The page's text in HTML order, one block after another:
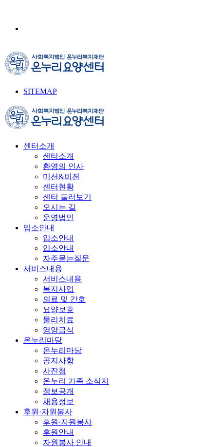
SITEMAP
센터소개
센터소개
환영의 인사
미션&비젼
센터현황
센터 둘러보기
오시는 길
운영법인
입소안내
입소안내
입소안내
자주묻는질문
서비스내용
서비스내용
복지사업
의료 및 간호
요양보호
물리치료
영양급식
온누리마당
온누리마당
공지사항
사진첩
온누리 가족 소식지
정보공개
채용정보
후원·자원봉사
후원·자원봉사
후원안내
자원봉사 안내